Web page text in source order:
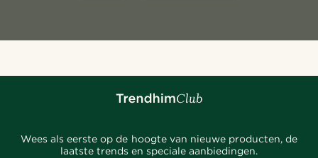
Wees als eerste op de hoogte van nieuwe producten, de
laatste trends en speciale aanbiedingen.